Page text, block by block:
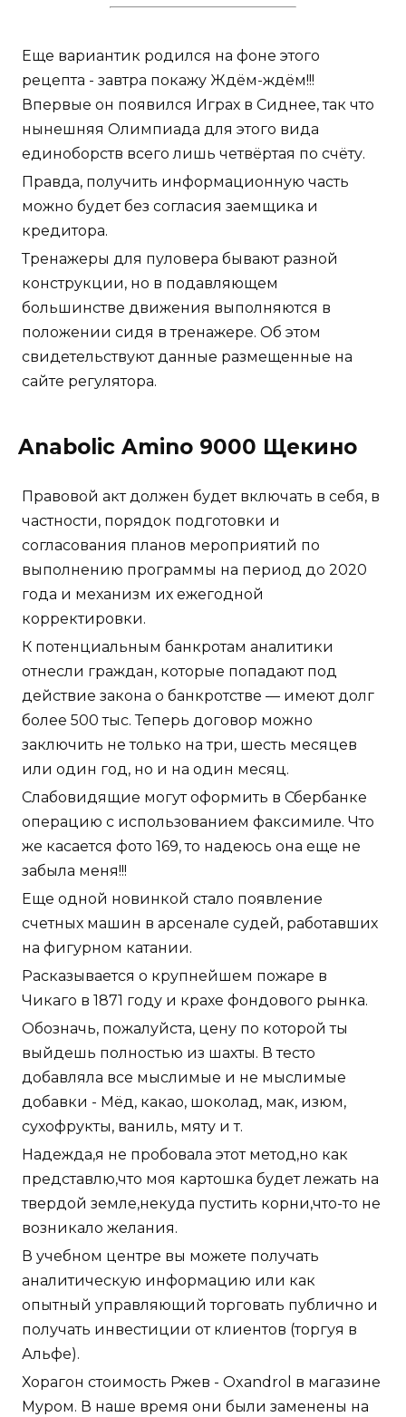
Еще вариантик родился на фоне этого
рецепта - завтра покажу Ждём-ждём!!!
Впервые он появился Играх в Сиднее, так что
нынешняя Олимпиада для этого вида
единоборств всего лишь четвёртая по счёту.
Правда, получить информационную часть
можно будет без согласия заемщика и
кредитора.
Тренажеры для пуловера бывают разной
конструкции, но в подавляющем
большинстве движения выполняются в
положении сидя в тренажере. Об этом
свидетельствуют данные размещенные на
сайте регулятора.
Anabolic Amino 9000 Щекино
Правовой акт должен будет включать в себя, в
частности, порядок подготовки и
согласования планов мероприятий по
выполнению программы на период до 2020
года и механизм их ежегодной
корректировки.
К потенциальным банкротам аналитики
отнесли граждан, которые попадают под
действие закона о банкротстве — имеют долг
более 500 тыс. Теперь договор можно
заключить не только на три, шесть месяцев
или один год, но и на один месяц.
Слабовидящие могут оформить в Сбербанке
операцию с использованием факсимиле. Что
же касается фото 169, то надеюсь она еще не
забыла меня!!!
Еще одной новинкой стало появление
счетных машин в арсенале судей, работавших
на фигурном катании.
Расказывается о крупнейшем пожаре в
Чикаго в 1871 году и крахе фондового рынка.
Обозначь, пожалуйста, цену по которой ты
выйдешь полностью из шахты. В тесто
добавляла все мыслимые и не мыслимые
добавки - Мёд, какао, шоколад, мак, изюм,
сухофрукты, ваниль, мяту и т.
Надежда,я не пробовала этот метод,но как
представлю,что моя картошка будет лежать на
твердой земле,некуда пустить корни,что-то не
возникало желания.
В учебном центре вы можете получать
аналитическую информацию или как
опытный управляющий торговать публично и
получать инвестиции от клиентов (торгуя в
Альфе).
Хорагон стоимость Ржев - Oxandrol в магазине
Муром. В наше время они были заменены на